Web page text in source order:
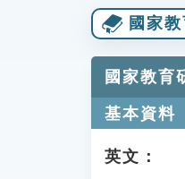
國家
國家教育
基本資料
英文：